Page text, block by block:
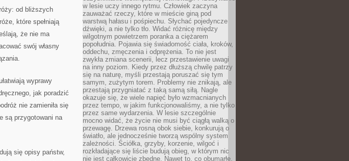
od bliższych
które spełniają
że nie ma
swój własny
wyprawy
jak poradzić
nie zamieniła się
są przygotowani na
się opisy państw,
w lesie uczy innego rytmu. Człowiek zaczyna
zauważać rzeczy, które w mieście giną pod
warstwą hałasu i pośpiechu. Słychać pojedyncze
dźwięki, a nie tylko tło. Widać różnicę między
wilgotnym powietrzem poranka a ciężarem
popołudnia. Pojawia się świadomość ciała, kroków,
oddechu, zmęczenia i odprężenia. To nie jest
zwykła zmiana scenerii, lecz przestawienie uwagi
na inny poziom. Kiedy przez dłuższą chwilę patrzy
się na naturę, myśli przestają poruszać się tym
samym, zużytym torem. Problemy nie znikają, ale
przestają przygniatać z taką samą siłą. Nagle
okazuje się, że wiele napięć było wzmacnianych
przez tempo, w jakim funkcjonowaliśmy, a nie tylko
przez same wydarzenia. W lesie szczególnie
mocno widać, że życie nie musi być ciągłą walką o
przewagę. Drzewa rosną obok siebie, konkurują o
światło, ale jednocześnie tworzą wspólny system
zależności. Ściółka, grzyby, korzenie, wilgoć i
rozkładające się liście budują obieg, w którym nic
nie jest całkowicie zbędne. Nawet to, co obumarłe,